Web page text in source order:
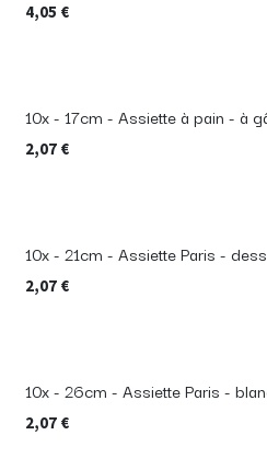
4,05 €
10x - 17cm - Assiette à pain - à
2,07 €
10x - 21cm - Assiette Paris -
2,07 €
10x - 26cm - Assiette Paris -
2,07 €